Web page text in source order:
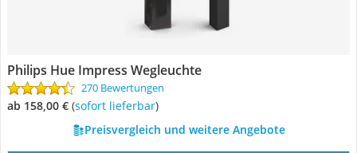
Philips Hue Impress Wegleuchte
270 Bewertungen
ab 158,00 € ( Sofort lieferbar)
Preisvergleich und weitere Angebote